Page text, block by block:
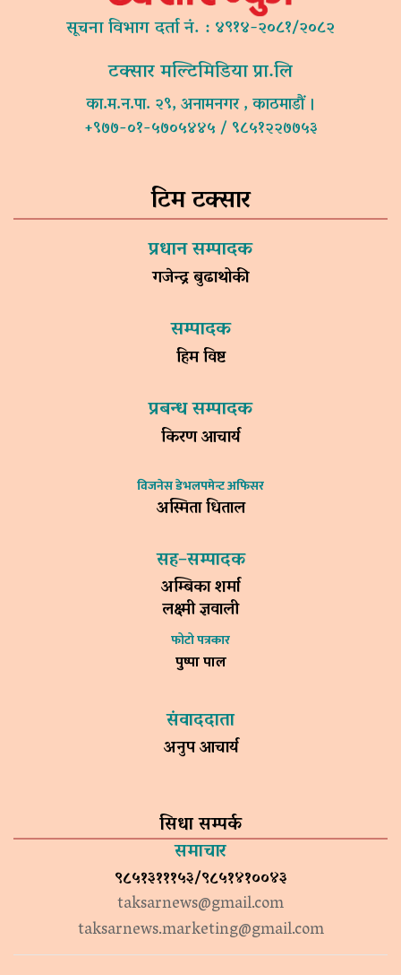
सूचना विभाग दर्ता नं. : ४९१४-२०८१/२०८२
टक्सार मल्टिमिडिया प्रा.लि
का.म.न.पा. २९, अनामनगर , काठमाडौं ।
+९७७-०१-५७०५४४५ / ९८५१२२७७५३
टिम टक्सार
प्रधान सम्पादक
गजेन्द्र बुढाथोकी
सम्पादक
हिम विष्ट
प्रबन्ध सम्पादक
किरण आचार्य
विजनेस डेभलपमेन्ट अफिसर
अस्मिता धिताल
सह–सम्पादक
अम्बिका शर्मा
लक्ष्मी ज्ञवाली
फोटो पत्रकार
पुष्पा पाल
संवाददाता
अनुप आचार्य
सिधा सम्पर्क
समाचार
९८५१३१११५३/९८५१४१००४३
taksarnews@gmail.com
taksarnews.marketing@gmail.com